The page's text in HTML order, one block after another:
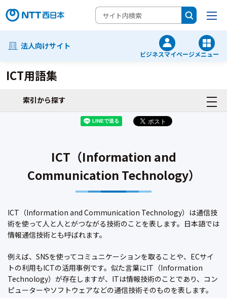
法人向けサイト
ビジネスマイページメニュー
ICT用語集
索引から探す
ICT（Information and
Communication Technology）
ICT（Information and Communication Technology）は通信技
術を使って人と人とがつながる技術のことを表します。日本語では
情報通信技術とも呼ばれます。
例えば、SNSを使ってコミュニケーションを取ることや、ECサイ
トの利用もICTの活用事例です。似た言葉にIT（Information
Technology）が存在しますが、ITは情報技術のことであり、コン
ピューターやソフトウェアなどの通信技術そのものを表します。